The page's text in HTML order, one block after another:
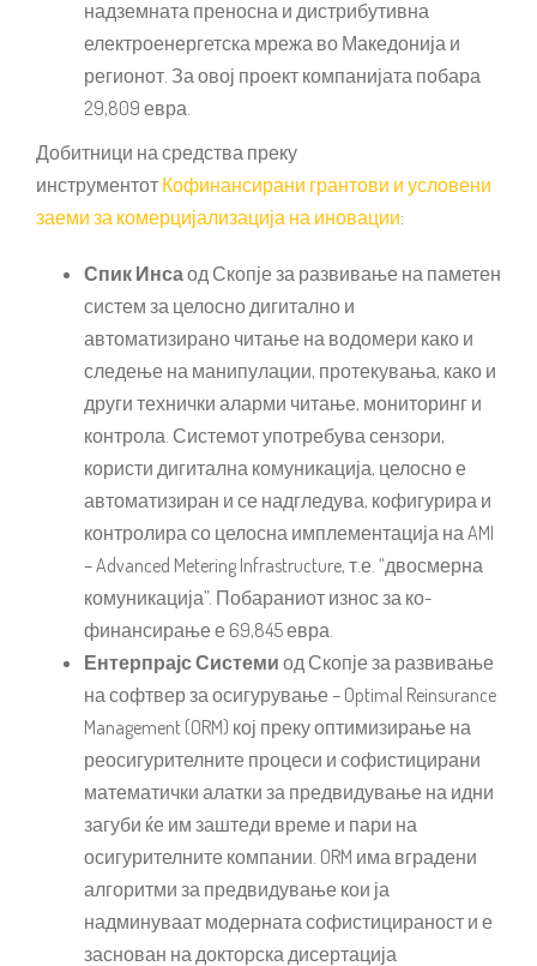
надземната преносна и дистрибутивна
електроенергетска мрежа во Македонија и
регионот. За овој проект компанијата побара
29,809 евра.
Добитници на средства преку
инструментот Кофинансирани грантови и условени
заеми за комерцијализација на иновации:
Спик Инсаод Скопје за развивање на паметен
систем за целосно дигитално и
автоматизирано читање на водомери како и
следење на манипулации, протекувања, како и
други технички аларми читање, мониторинг и
контрола. Системот употребува сензори,
користи дигитална комуникација, целосно е
автоматизиран и се надгледува, кофигурира и
контролира со целосна имплементација на AMI
– Advanced Metering Infrastructure, т.е. “двосмерна
комуникација”. Побараниот износ за ко-
финансирање е 69,845 евра.
Ентерпрајс Системи од Скопје за развивање
на софтвер за осигурување – Optimal Reinsurance
Management (ORM) кој преку оптимизирање на
реосигурителните процеси и софистицирани
математички алатки за предвидување на идни
загуби ќе им заштеди време и пари на
осигурителните компании. ORM има вградени
алгоритми за предвидување кои ја
надминуваат модерната софистицираност и е
заснован на докторска дисертација